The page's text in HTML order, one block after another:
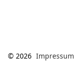
© 2026 Impressum